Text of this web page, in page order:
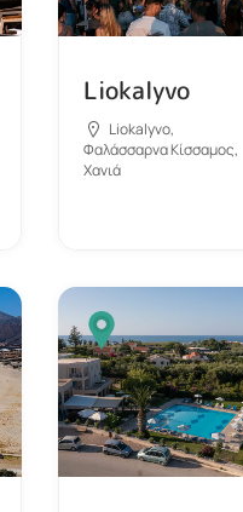
Liokalyvo
Liokalyvo,
Φαλάσσαρνα Κίσσαμος,
Χανιά